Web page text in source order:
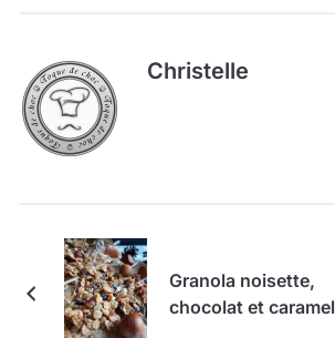
Christelle
Granola noisette,
chocolat et caramel